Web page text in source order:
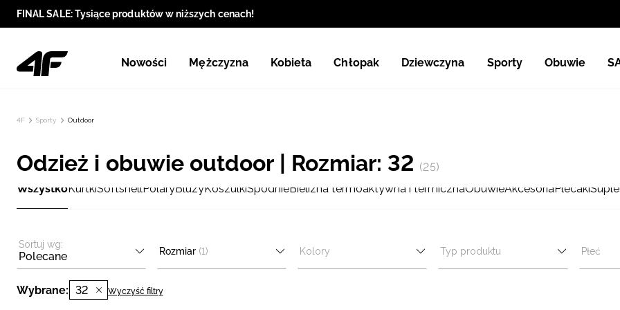
FINAL SALE: Tysiące produktów w niższych cenach!
Nowości Mężczyzna Kobieta Chłopak Dziewczyna Sporty Obuwie
4F Sporty Outdoor
Odzież i obuwie outdoor | Rozmiar: 32 (25)
WszystkoKurtkiSoftshellPolaryBluzyKoszulkiSpodnieBielizna termoaktywna i termicznaObuwieAkcesoriaPlecaki
Sortuj wg:
Polecane Rozmiar (1) Kolory Typ produktu Płeć
Wybrane: 32 Wyczyść filtry